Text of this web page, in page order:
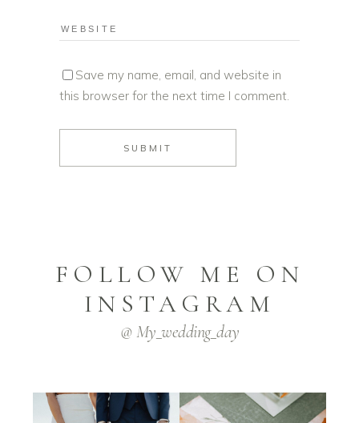
Save my name, email, and website in
this browser for the next time I comment.
FOLLOW ME ON
INSTAGRAM
@ My_wedding_day